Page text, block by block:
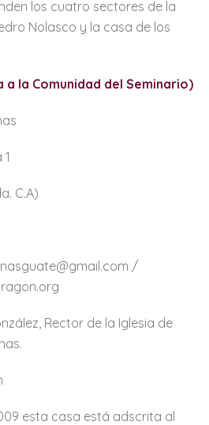
los cuatro sectores de la
Nolasco y la casa de los
a la Comunidad del Seminario)
C.A)
/
Rector de la Iglesia de
esta casa está adscrita al